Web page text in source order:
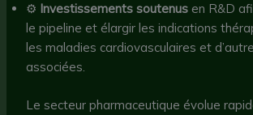
⚙️ Investissements soutenus en R&D
le pipeline et élargir les indications
les maladies cardiovasculaires et
associées.
Le secteur pharmaceutique évolue